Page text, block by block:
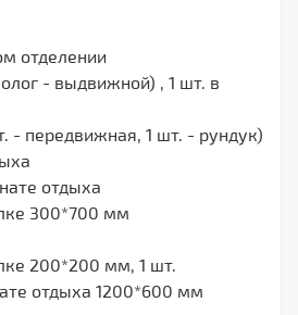
отделении
- выдвижной) , 1 шт. в
- передвижная, 1 шт. - рундук)
отдыха
300*700 мм
200*200 мм, 1 шт.
отдыха 1200*600 мм